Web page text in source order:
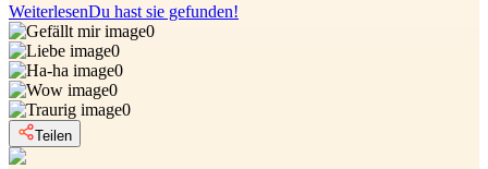
WeiterlesenDu hast sie gefunden!
0
0
0
0
0
Teilen